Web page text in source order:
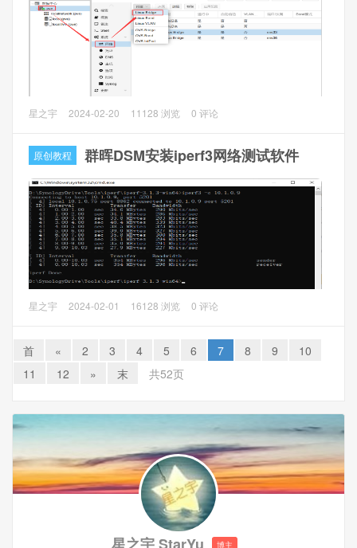
二、PHP制作DNSPOD API动态解析接口
以下是我制作好的php解析接口，支持SSL
http://api.77bx.com/dnspod/dnspod.php
https://api.77bx.com/dnspod/dnspod.php
HTTP请求方式
POST/GET
请求参数
参数名称 必选 类型 描述 id 是 String 腾讯云API密钥SecretId
key 是 String 腾讯云API密钥SecretKey domain 是 String 域
名。如77bx.com record 否 String 主机记录。如不传默认为
@ type 否 String 记录类型。如不传默认为A记录 ip 否 String
IP地址。如不传默认为来源IPv4地址
请求事例
返回提示 描述 0 表示更新成功（当前IP地址和域名IP地址相
同也返回0） 1 参数错误 2 域名或API密钥错误 3 更新或API
安全说明
1、本接口未记录所有的解析token和解析记录，但是服务器
的访问日志会有链接记录（按照政策要求需保存6个月的日
志）。虽然有日志但是本接口不提供任何查询。
Proxmox VE（以下简称PVE）设置多个管理地址，用于内外
操作方法
1、PVE后台，打开pve主机，系统 --> 网络 --> 创建 --
> Linux Briage，IPv4/CIDR填写IP地址（如
10.1.0.188/24） ，桥接端口填写网口（如ens36）
建
2、网关设置（只支持设置一个网关），建议设置为外网可以
访问的网卡上。编辑vmbr0删除网关，点击
星之宇 2024-02-20 11128 浏览 0 评论
原创教程 群晖DSM安装iperf3网络测试软件
经常折腾网络的一定知道iperf3也一定用过，iperf3是一个
络上可达到的最大带宽的工具，它支持调整与时序，协议和
缓冲区有关的各种参数，而且检测得吞吐量/比特率，损耗等
其他参数。
本文主要讲群晖DSM7安装iperf3网络测试软件。
1、群晖安装iperf3
因为群晖将很多Linux命令行工具移除，所以需要使用这些工
具就有点麻烦了。不过现在有开源社区做第三方的群晖插
件。
星之宇 2024-02-01 16128 浏览 0 评论
首 « 2 3 4 5 6 7 8 9
10
11
12 » 末 共52页
博主